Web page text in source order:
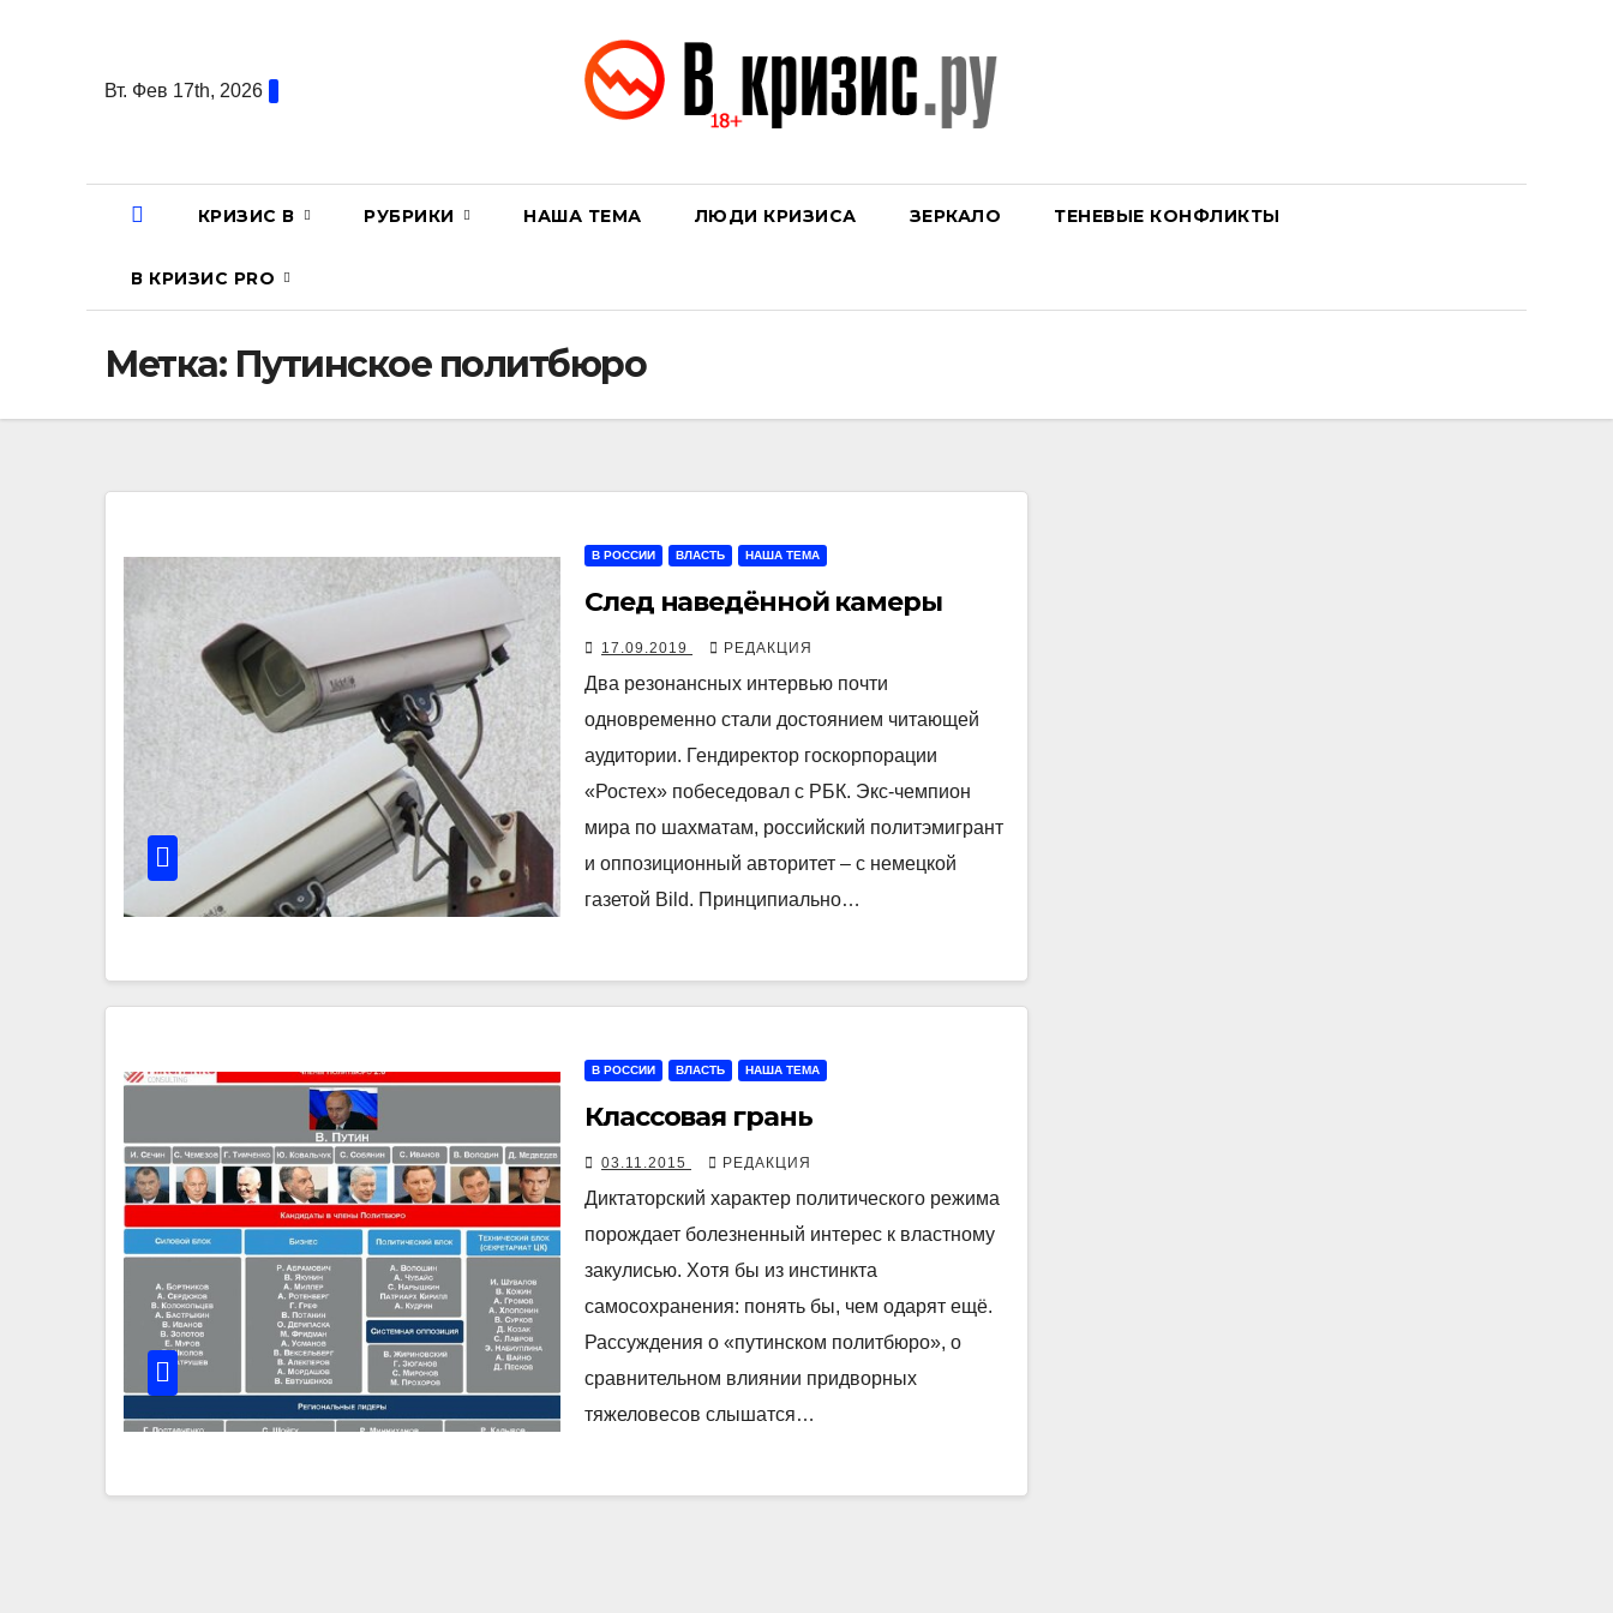
содержаниюВт. Фев 17th, 2026
КРИЗИС В РУБРИКИ НАША ТЕМА ЛЮДИ КРИЗИСА ЗЕРКАЛО ТЕНЕВЫЕ КОНФЛИКТЫ
В КРИЗИС PRO
Метка: Путинское политбюро
В РОССИИ ВЛАСТЬ НАША ТЕМА
След наведённой камеры
17.09.2019 РЕДАКЦИЯ
Два резонансных интервью почти
одновременно стали достоянием читающей
аудитории. Гендиректор госкорпорации
«Ростех» побеседовал с РБК. Экс-чемпион
мира по шахматам, российский политэмигрант
и оппозиционный авторитет – с немецкой
газетой Bild. Принципиально…
В РОССИИ ВЛАСТЬ НАША ТЕМА
Классовая грань
03.11.2015 РЕДАКЦИЯ
Диктаторский характер политического режима
порождает болезненный интерес к властному
закулисью. Хотя бы из инстинкта
самосохранения: понять бы, чем одарят ещё.
Рассуждения о «путинском политбюро», о
сравнительном влиянии придворных
тяжеловесов слышатся…